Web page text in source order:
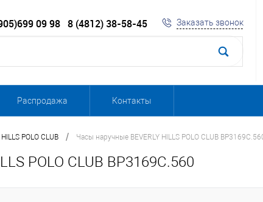
09 98 8 (4812) 38-58-45 Заказать звонок
Распродажа Контакты
HILLS POLO CLUB / Часы наручные BEVERLY HILLS POLO CLUB
POLO CLUB BP3169C.560